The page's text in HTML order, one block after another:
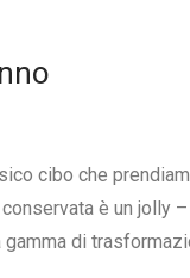
è:
cibo che
è un jolly
gamma di